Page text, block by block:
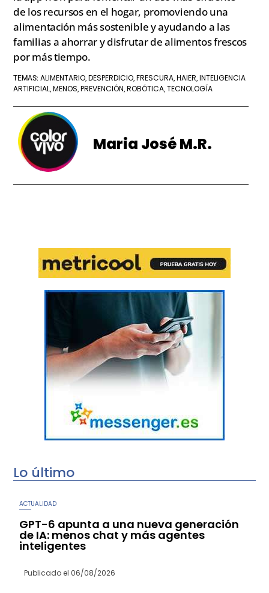
de los recursos en el hogar, promoviendo una
alimentación más sostenible y ayudando a las
familias a ahorrar y disfrutar de alimentos frescos
por más tiempo.
TEMAS:ALIMENTARIO, DESPERDICIO, FRESCURA, HAIER, INTELIGENCIA
ARTIFICIAL, MENOS, PREVENCIÓN, ROBÓTICA,TECNOLOGÍA
Maria José M.R.
Lo último
ACTUALIDAD
GPT-6 apunta a una nueva generación
de IA: menos chat y más agentes
inteligentes
Publicado el 06/08/2026